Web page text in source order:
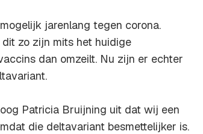
jarenlang tegen corona.
zo zijn mits het huidige
dan omzeilt. Nu zijn er echter
Patricia Bruijning uit dat wij een
die deltavariant besmettelijker is.